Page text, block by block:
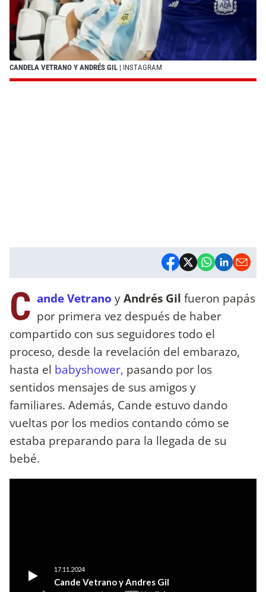
CANDELA VETRANO Y ANDRÉS GIL | INSTAGRAM
C ande Vetrano yAndrés Gil fueron papás
por primera vez después de haber
compartido con sus seguidores todo el
proceso, desde la revelación del embarazo,
hasta el babyshower, pasando por los
sentidos mensajes de sus amigos y
familiares. Además, Cande estuvo dando
vueltas por los medios contando cómo se
estaba preparando para la llegada de su
bebé.